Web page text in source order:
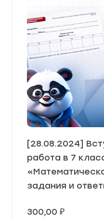
[28.08.2024]
работа в 7
задания и
300,00 ₽